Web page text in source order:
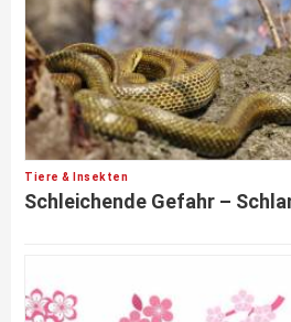
Tiere & Insekten
Schleichende Gefahr –